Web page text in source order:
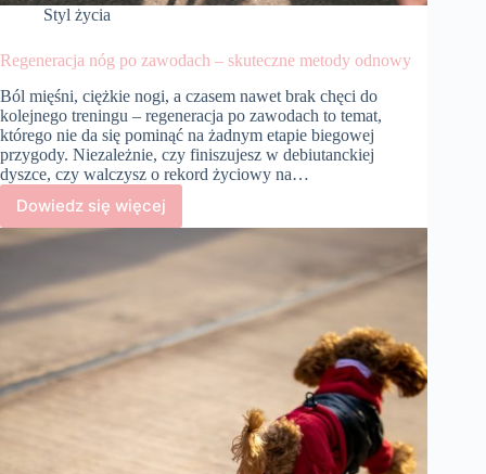
Styl życia
Regeneracja nóg po zawodach – skuteczne metody odnowy
Ból mięśni, ciężkie nogi, a czasem nawet brak chęci do
kolejnego treningu – regeneracja po zawodach to temat,
którego nie da się pominąć na żadnym etapie biegowej
przygody. Niezależnie, czy finiszujesz w debiutanckiej
dyszce, czy walczysz o rekord życiowy na…
Dowiedz się więcej
Regeneracja
nóg
zawodach
–
skuteczne
metody
odnowy